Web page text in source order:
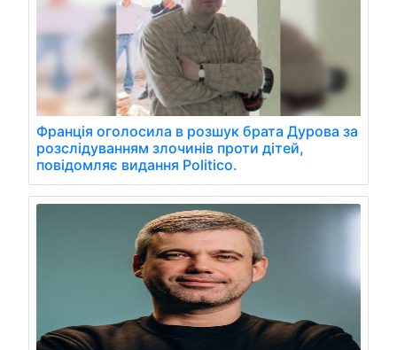
Франція оголосила в розшук брата Дурова за
розслідуванням злочинів проти дітей,
повідомляє видання Politico.